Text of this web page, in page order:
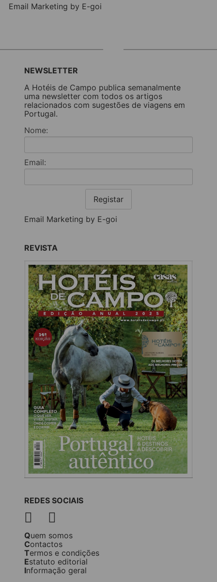
Email Marketing by E-goi
NEWSLETTER
A Hotéis de Campo publica semanalmente
uma newsletter com todos os artigos
relacionados com sugestões de viagens em
Portugal.
Nome:
Email:
Registar
Email Marketing by E-goi
REVISTA
REDES SOCIAIS
Quem somos
Contactos
Termos e condições
Estatuto editorial
Informação geral